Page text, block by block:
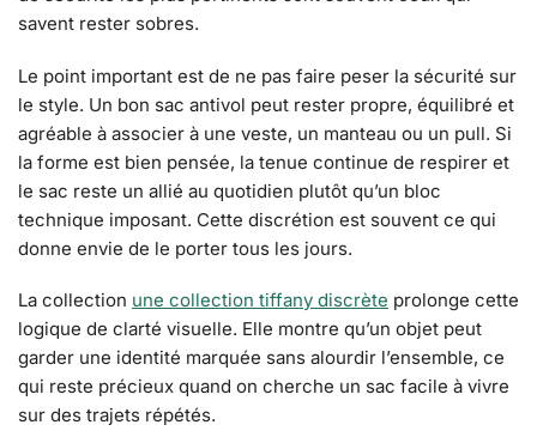
savent rester sobres.
Le point important est de ne pas faire peser la sécurité sur
le style. Un bon sac antivol peut rester propre, équilibré et
agréable à associer à une veste, un manteau ou un pull. Si
la forme est bien pensée, la tenue continue de respirer et
le sac reste un allié au quotidien plutôt qu’un bloc
technique imposant. Cette discrétion est souvent ce qui
donne envie de le porter tous les jours.
La collection une collection tiffany discrète prolonge cette
logique de clarté visuelle. Elle montre qu’un objet peut
garder une identité marquée sans alourdir l’ensemble, ce
qui reste précieux quand on cherche un sac facile à vivre
sur des trajets répétés.